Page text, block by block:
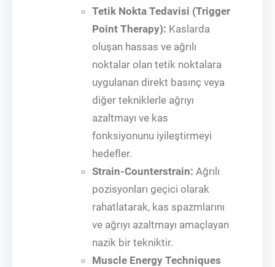
Tetik Nokta Tedavisi (Trigger
Point Therapy): Kaslarda
oluşan hassas ve ağrılı
noktalar olan tetik noktalara
uygulanan direkt basınç veya
diğer tekniklerle ağrıyı
azaltmayı ve kas
fonksiyonunu iyileştirmeyi
hedefler.
Strain-Counterstrain: Ağrılı
pozisyonları geçici olarak
rahatlatarak, kas spazmlarını
ve ağrıyı azaltmayı amaçlayan
nazik bir tekniktir.
Muscle Energy Techniques